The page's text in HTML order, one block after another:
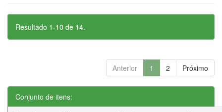
Resultado 1-10 de 14.
Anterior 1 2 Próximo
Conjunto de itens: